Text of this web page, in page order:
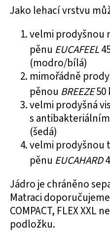
Jako lehací vrstvu
velmi prodyšnou
pěnu EUCAFEEL
(modro/bílá)
mimořádně
pěnou BREEZE
velmi prodyšná
s
(šedá)
velmi prodyšnou
pěnu EUCAHARD
Jádro je chráněno
Matraci
COMPACT, FLEX XXL
podložku.